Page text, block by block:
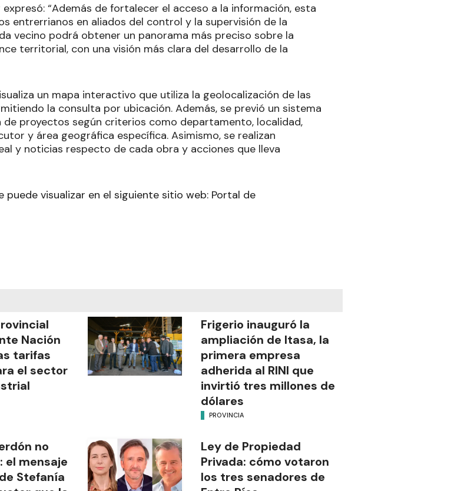
“Además de fortalecer el acceso a la información, esta
entrerrianos en aliados del control y la supervisión de la
vecino podrá obtener un panorama más preciso sobre la
territorial, con una visión más clara del desarrollo de la
un mapa interactivo que utiliza la geolocalización de las
la consulta por ubicación. Además, se previó un sistema
proyectos según criterios como departamento, localidad,
y área geográfica específica. Asimismo, se realizan
y noticias respecto de cada obra y acciones que lleva
puede visualizar en el siguiente sitio web: Portal de
Nación
tarifas
el sector
Frigerio inauguró la
ampliación de Itasa, la
primera empresa
adherida al RINI que
invirtió tres millones de
dólares
PROVINCIA
no
el mensaje
Stefanía
Ley de Propiedad
Privada: cómo votaron
los tres senadores de